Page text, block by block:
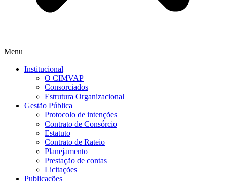
Menu
Institucional
O CIMVAP
Consorciados
Estrutura Organizacional
Gestão Pública
Protocolo de intenções
Contrato de Consórcio
Estatuto
Contrato de Rateio
Planejamento
Prestação de contas
Licitações
Publicações